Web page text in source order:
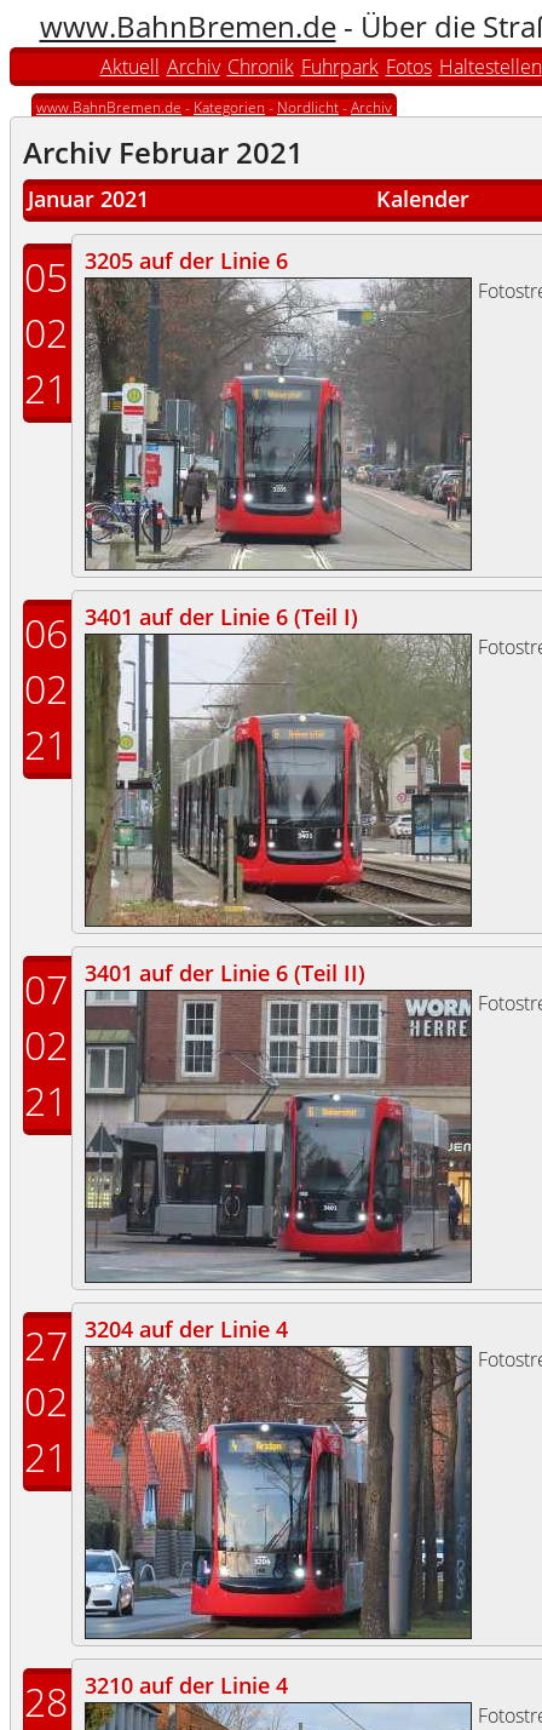
www.BahnBremen.de- Über die
Aktuell Archiv Chronik Fuhrpark Fotos Haltestellen
www.BahnBremen.de - Kategorien - Nordlicht-Archiv
Archiv Februar 2021
Januar 2021 Kalender
05
02
21
3205 auf der Linie 6
06
02
21
3401 auf der Linie 6 (Teil I)
07
02
21
3401 auf der Linie 6 (Teil II)
27
02
21
3204 auf der Linie 4
28
3210 auf der Linie 4